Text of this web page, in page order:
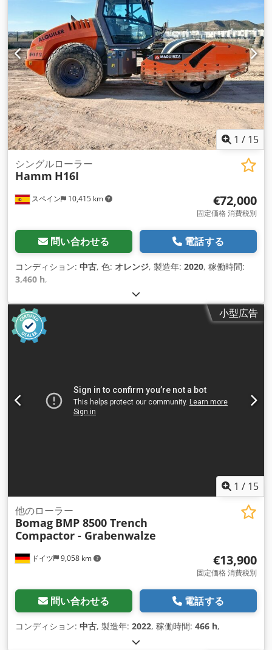
1 / 15
スペイン 10,415 km
シングルローラー
Hamm H16I
€72,000
固定価格 消費税別
問い合わせる 電話する
コンディション: 中古, 色: オレンジ, 製造年: 2020, 稼働時間:
3,460 h,
小型広告
1 / 15
ドイツ 9,058 km
他のローラー
Bomag BMP 8500 Trench
Compactor - Grabenwalze
€13,900
固定価格 消費税別
問い合わせる 電話する
コンディション: 中古, 製造年: 2022, 稼働時間: 466 h,